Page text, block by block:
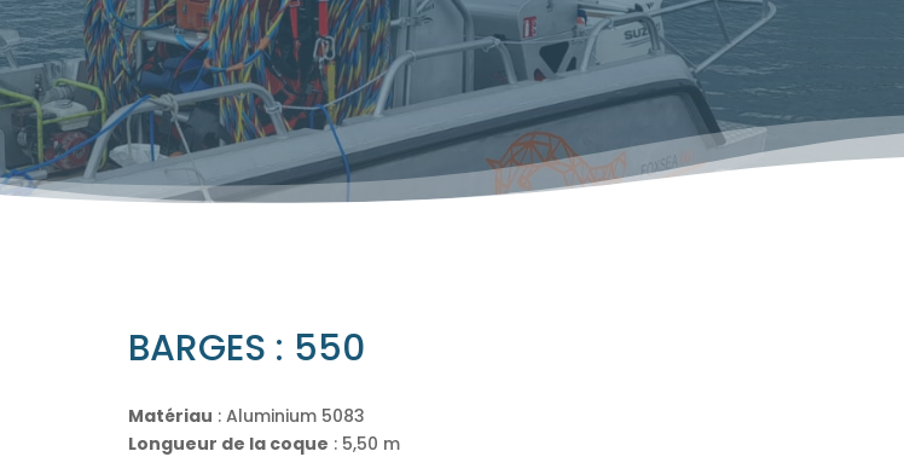
BARGES : 550
Matériau : Aluminium 5083
Longueur de la coque : 5,50 m